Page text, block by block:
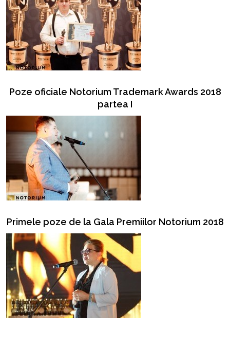
Poze oficiale Notorium Trademark Awards 2018
partea I
Primele poze de la Gala Premiilor Notorium 2018